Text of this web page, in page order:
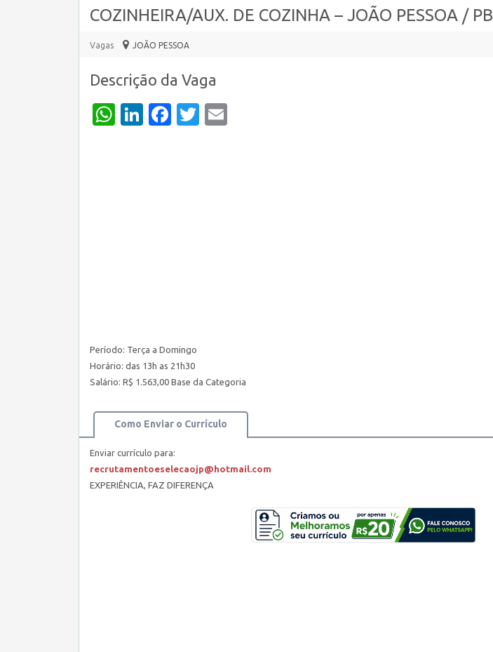
COZINHEIRA/AUX. DE COZINHA – JOÃO PESSOA / PB
Vagas JOÃO PESSOA
Descrição da Vaga
WhatsApp
LinkedIn
Facebook
Twitter
Período: Terça a Domingo
Horário: das 13h as 21h30
Salário: R$ 1.563,00 Base da Categoria
Como Enviar o Currículo
Enviar currículo para:
recrutamentoeselecaojp@hotmail.com
EXPERIÊNCIA, FAZ DIFERENÇA